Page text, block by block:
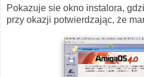
Pokazuje sie okno instalora,
przy okazji potwierdzając, że